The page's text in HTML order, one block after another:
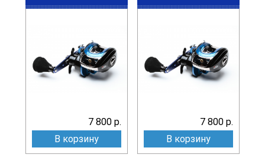
7 800 р.
В корзину
7 800 р.
В корзину